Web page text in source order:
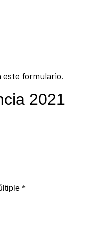
este formulario.